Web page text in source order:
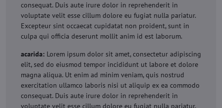
consequat. Duis aute irure dolor in reprehenderit in
voluptate velit esse cillum dolore eu fugiat nulla pariatur.
Excepteur sint occaecat cupidatat non proident, sunt in
culpa qui officia deserunt mollit anim id est laborum.
acarida: Lorem ipsum dolor sit amet, consectetur adipiscing
elit, sed do eiusmod tempor incididunt ut labore et dolore
magna aliqua. Ut enim ad minim veniam, quis nostrud
exercitation ullamco laboris nisi ut aliquip ex ea commodo
consequat. Duis aute irure dolor in reprehenderit in
voluptate velit esse cillum dolore eu fugiat nulla pariatur.